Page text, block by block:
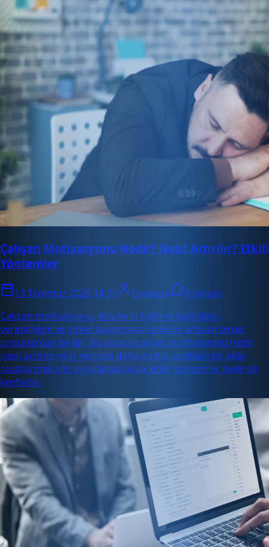
Çalışan Motivasyonu Nedir? Nasıl Artırılır? Etkili
Yöntemler
13 Temmuz 2026 14:30 Enabase
0 yorum
Çalışan motivasyonu, ekiplerin işlerine bağlılığını,
verimliliğini ve şirket başarısına katkısını artıran temel
unsurlardan biridir. Bu yazıda çalışan motivasyonu nedir,
nasıl artırılır ve iş yerinde daha mutlu, üretken bir ekip
oluşturmak için uygulanabilecek etkili yöntemler nelerdir
keşfedin.